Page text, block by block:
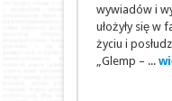
wywiadów i
ułożyły się w
życiu i
„Glemp – ...